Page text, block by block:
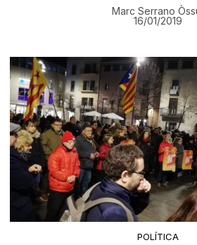
Marc Serrano
16/01/2019
POLÍTICA